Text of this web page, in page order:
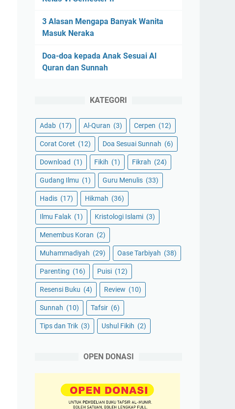
3 Alasan Mengapa Banyak Wanita
Masuk Neraka
Doa-doa kepada Anak Sesuai Al
Quran dan Sunnah
KATEGORI
Adab (17) Al-Quran (3) Cerpen (12)
Corat Coret (12) Doa Sesuai Sunnah (6)
Download (1) Fikih (1) Fikrah (24)
Gudang Ilmu (1) Guru Menulis (33)
Hadis (17) Hikmah (36)
Ilmu Falak (1) Kristologi Islami (3)
Menembus Koran (2)
Muhammadiyah (29) Oase Tarbiyah (38)
Parenting (16) Puisi (12)
Resensi Buku (4) Review (10)
Sunnah (10) Tafsir (6)
Tips dan Trik (3) Ushul Fikih (2)
OPEN DONASI